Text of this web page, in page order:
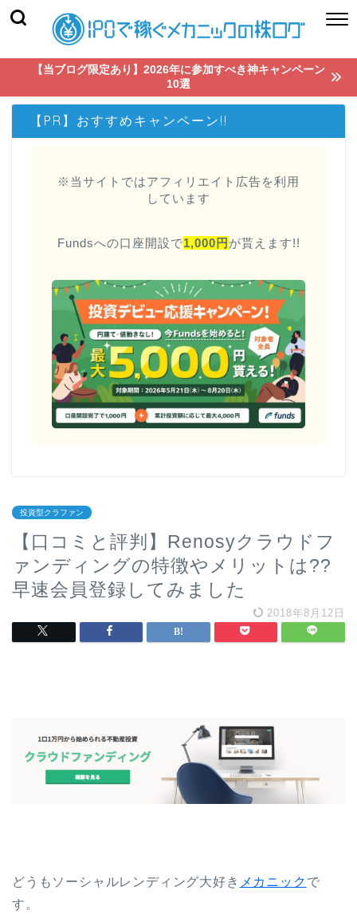
【当ブログ限定あり】2026年に参加すべき神キャンペーン
10選
【PR】おすすめキャンペーン!!
※当サイトではアフィリエイト広告を利用
しています
Fundsへの口座開設で1,000円 が貰えます!!
投資型クラファン
【口コミと評判】Renosyクラウドフ
ァンディングの特徴やメリットは??
早速会員登録してみました
2018年8月12日
どうもソーシャルレンディング大好き メカニック で
す。